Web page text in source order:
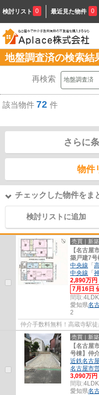
検討リスト 0 最近見た物件 0
地盤調査済の検索結
再検索
該当物件 72 件
さらに
物件
チェックした物件をま
検討リストに追加
売買｜新
【名古屋
築戸建7号
中央線 「
中央線 「
2,890万円
7月16日
間取:
愛知県名
2
仲介手数料無料！高蔵寺駅
売買｜新
【名古屋
号棟】仲
近鉄名古
名古屋市
3,090万円
間取:
愛知県名